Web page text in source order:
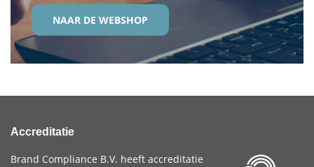
NAAR DE WEBSHOP
Accreditatie
Brand Compliance B.V. heeft accreditatie